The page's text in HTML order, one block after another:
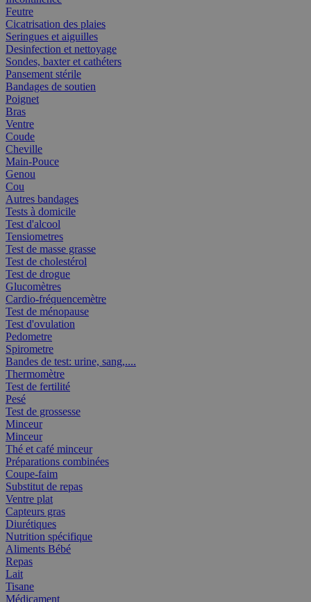
Feutre
Cicatrisation des plaies
Seringues et aiguilles
Desinfection et nettoyage
Sondes, baxter et cathéters
Pansement stérile
Bandages de soutien
Poignet
Bras
Ventre
Coude
Cheville
Main-Pouce
Genou
Cou
Autres bandages
Tests à domicile
Test d'alcool
Tensiometres
Test de masse grasse
Test de cholestérol
Test de drogue
Glucomètres
Cardio-fréquencemètre
Test de ménopause
Test d'ovulation
Pedometre
Spirometre
Bandes de test: urine, sang,....
Thermomètre
Test de fertilité
Pesé
Test de grossesse
Minceur
Minceur
Thé et café minceur
Préparations combinées
Coupe-faim
Substitut de repas
Ventre plat
Capteurs gras
Diurétiques
Nutrition spécifique
Aliments Bébé
Repas
Lait
Tisane
Médicament